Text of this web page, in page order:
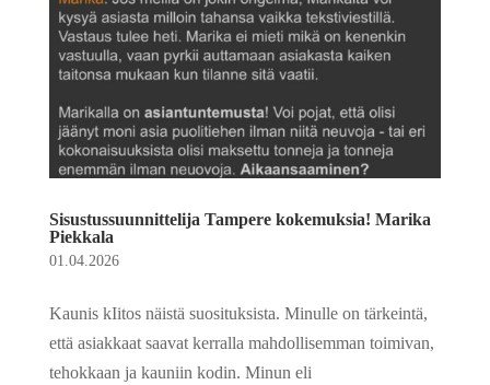
Sisustussuunnittelija Tampere kokemuksia! Marika
Piekkala
01.04.2026
Kaunis kIitos näistä suosituksista. Minulle on tärkeintä,
että asiakkaat saavat kerralla mahdollisemman toimivan,
tehokkaan ja kauniin kodin. Minun eli